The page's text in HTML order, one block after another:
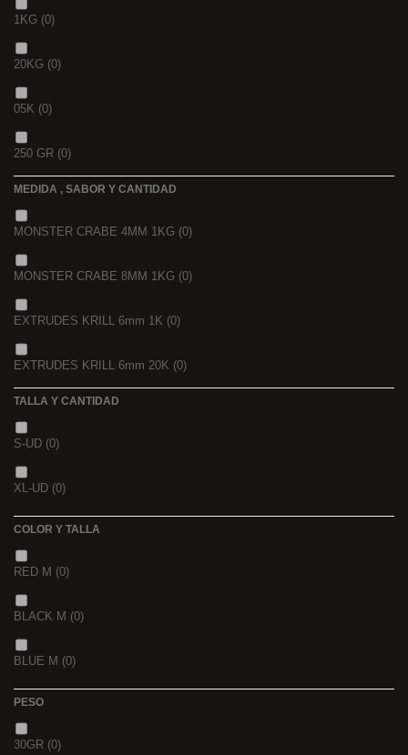
1KG (0)
20KG (0)
05K (0)
250 GR (0)
3 K
5 K
MEDIDA , SABOR Y CANTIDAD
MONSTER CRABE 4MM 1KG (0)
MONSTER CRABE 8MM 1KG (0)
EXTRUDES KRILL 6mm 1K (0)
EXTRUDES KRILL 6mm 20K (0)
NOIR POISSON 8MM 1K
TALLA Y CANTIDAD
S-UD (0)
XL-UD (0)
COLOR Y TALLA
RED M (0)
BLACK M (0)
BLUE M (0)
PESO
30GR (0)